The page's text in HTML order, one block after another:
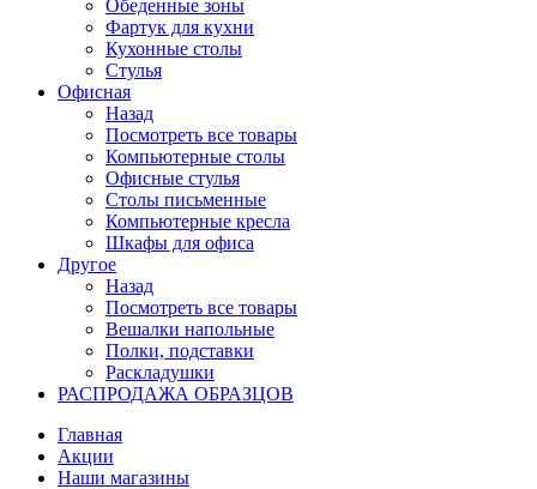
Обеденные зоны
Фартук для кухни
Кухонные столы
Стулья
Офисная
Назад
Посмотреть все товары
Компьютерные столы
Офисные стулья
Столы письменные
Компьютерные кресла
Шкафы для офиса
Другое
Назад
Посмотреть все товары
Вешалки напольные
Полки, подставки
Раскладушки
РАСПРОДАЖА ОБРАЗЦОВ
Главная
Акции
Наши магазины